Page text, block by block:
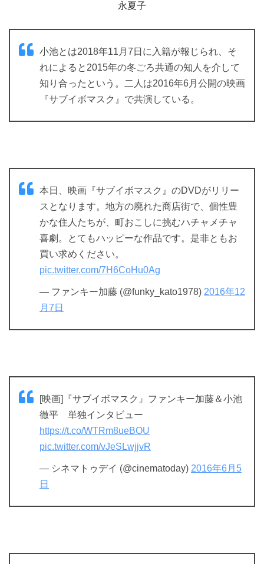
永夏子
小池とは2018年11月7日に入籍が報じられ、そ
れによると2015年の冬ごろ共通の知人を介して
知り合ったという。二人は2016年6月公開の映画
『サブイボマスク』で共演している。
本日、映画『サブイボマスク』のDVDがリリー
スとなります。地方の廃れた商店街で、個性豊
かな住人たちが、町おこしに挑むハチャメチャ
喜劇。とてもハッピーな作品です。是非ともお
買い求めください。
pic.twitter.com/7H6CoHu0Ag
— ファンキー加藤 (@funky_kato1978) 2016年12
月7日
[映画]『サブイボマスク』ファンキー加藤＆小池
徹平 単独インタビュー
https://t.co/WTRm8ueBOU
pic.twitter.com/vJeSLwjjvR
— シネマトゥデイ (@cinematoday) 2016年6月5
日